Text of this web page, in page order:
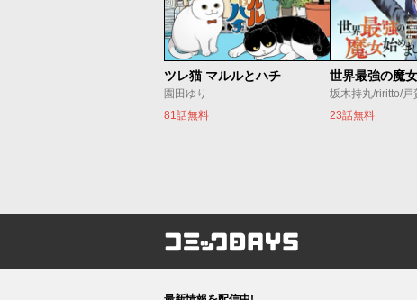
ツレ猫 マルルとハチ
園田ゆり
81話無料
坂木持丸/riritto/戸
23話無料
コミックDAYS